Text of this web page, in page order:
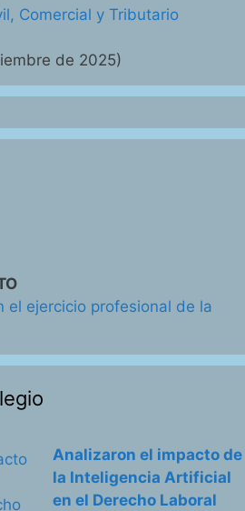
Comercial y Tributario
de 2025)
el ejercicio profesional de la
Analizaron el impacto de
la Inteligencia Artificial
en el Derecho Laboral